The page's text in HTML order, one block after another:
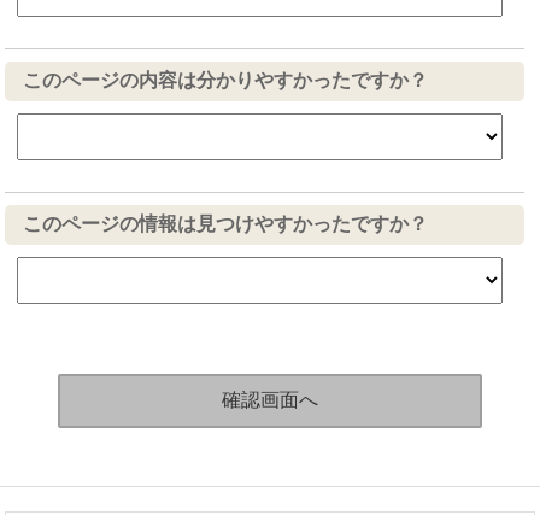
このページの内容は分かりやすかったですか？
このページの情報は見つけやすかったですか？